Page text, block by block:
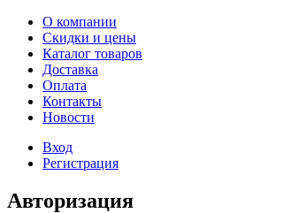
О компании
Скидки и цены
Каталог товаров
Доставка
Оплата
Контакты
Новости
Вход
Регистрация
Авторизация